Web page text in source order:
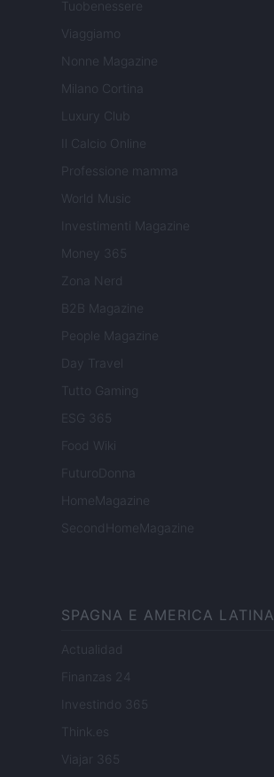
Tuobenessere
Viaggiamo
Nonne Magazine
Milano Cortina
Luxury Club
Il Calcio Online
Professione mamma
World Music
Investimenti Magazine
Money 365
Zona Nerd
B2B Magazine
People Magazine
Day Travel
Tutto Gaming
ESG 365
Food Wiki
FuturoDonna
HomeMagazine
SecondHomeMagazine
SPAGNA E AMERICA LATINA
Actualidad
Finanzas 24
Investindo 365
Think.es
Viajar 365